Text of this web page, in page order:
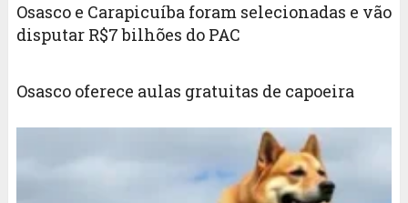
Osasco e Carapicuíba foram selecionadas e vão
disputar R$7 bilhões do PAC
Osasco oferece aulas gratuitas de capoeira